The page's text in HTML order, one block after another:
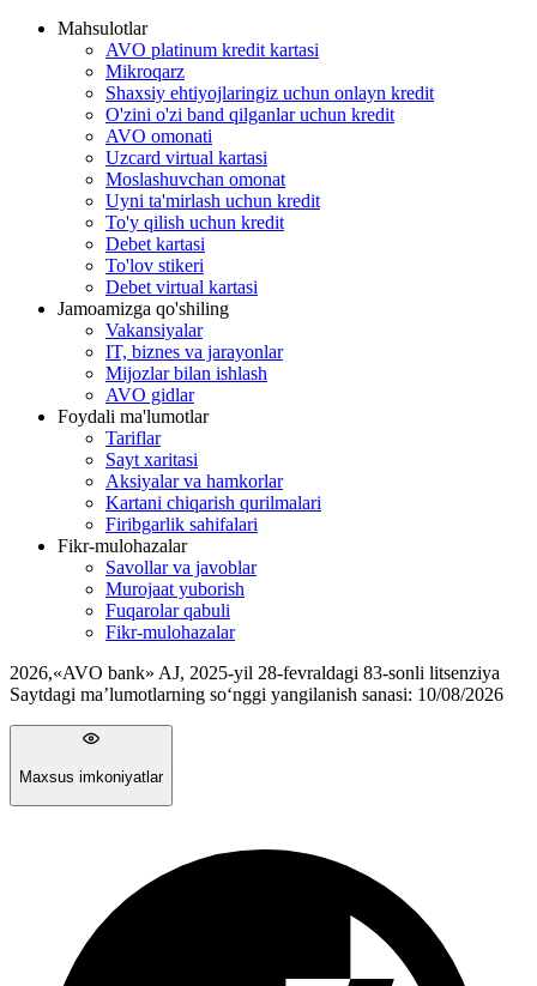
Mahsulotlar
AVO platinum kredit kartasi
Mikroqarz
Shaxsiy ehtiyojlaringiz uchun onlayn kredit
O'zini o'zi band qilganlar uchun kredit
AVO omonati
Uzcard virtual kartasi
Moslashuvchan omonat
Uyni ta'mirlash uchun kredit
To'y qilish uchun kredit
Debet kartasi
To'lov stikeri
Debet virtual kartasi
Jamoamizga qo'shiling
Vakansiyalar
IT, biznes va jarayonlar
Mijozlar bilan ishlash
AVO gidlar
Foydali ma'lumotlar
Tariflar
Sayt xaritasi
Aksiyalar va hamkorlar
Kartani chiqarish qurilmalari
Firibgarlik sahifalari
Fikr-mulohazalar
Savollar va javoblar
Murojaat yuborish
Fuqarolar qabuli
Fikr-mulohazalar
2026,«AVO bank» AJ, 2025-yil 28-fevraldagi 83-sonli litsenziya
Saytdagi ma’lumotlarning so‘nggi yangilanish sanasi: 10/08/2026
Maxsus imkoniyatlar